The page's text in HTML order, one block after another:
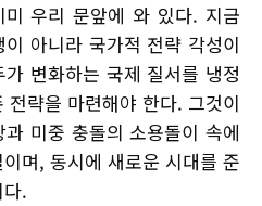
우리 문앞에 와 있다. 지금
아니라 국가적 전략 각성이
변화하는 국제 질서를 냉정
략을 마련해야 한다. 그것이
미중 충돌의 소용돌이 속에
며, 동시에 새로운 시대를 준
.